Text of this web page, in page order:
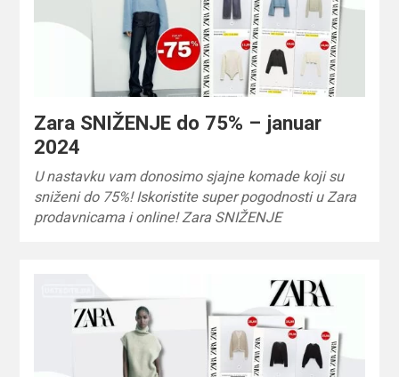
Zara SNIŽENJE do 75% – januar
2024
U nastavku vam donosimo sjajne komade koji su
sniženi do 75%! Iskoristite super pogodnosti u Zara
prodavnicama i online! Zara SNIŽENJE